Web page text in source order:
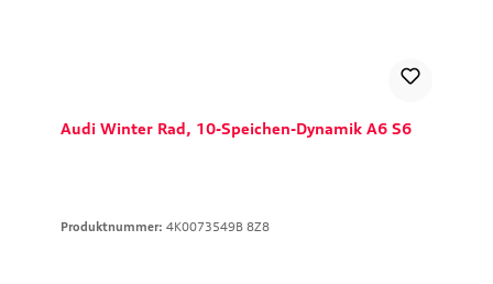
Audi Winter Rad, 10-Speichen-Dynamik A6 S6
Produktnummer: 4K0073549B 8Z8